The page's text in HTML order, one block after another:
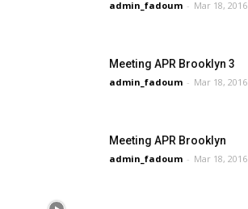
admin_fadoum - Mar 18, 2016
Meeting APR Brooklyn 3
admin_fadoum - Mar 18, 2016
Meeting APR Brooklyn
admin_fadoum - Mar 18, 2016